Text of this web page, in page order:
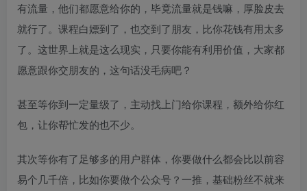
有流量，他们都愿意给你的，毕竟流量就是钱嘛，厚脸皮去
就行了。课程白嫖到了，也交到了朋友，比你花钱有用太多
了。这世界上就是这么现实，只要你能有利用价值，大家都
愿意跟你交朋友的，这句话没毛病吧？
甚至等你到一定量级了，主动找上门给你课程，额外给你红
包，让你帮忙发的也不少。
其次等你有了足够多的用户群体，你要做什么都会比以前容
易个几千倍，比如你要做个公众号？一推，基础粉丝不就来